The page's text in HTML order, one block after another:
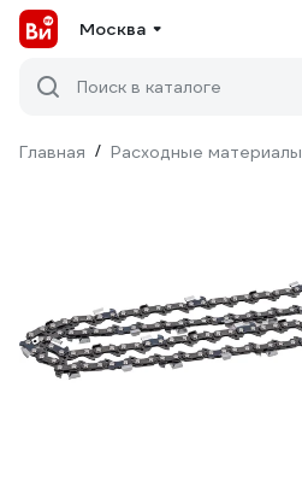
Москва
Поиск в каталоге
Главная / Расходные материалы